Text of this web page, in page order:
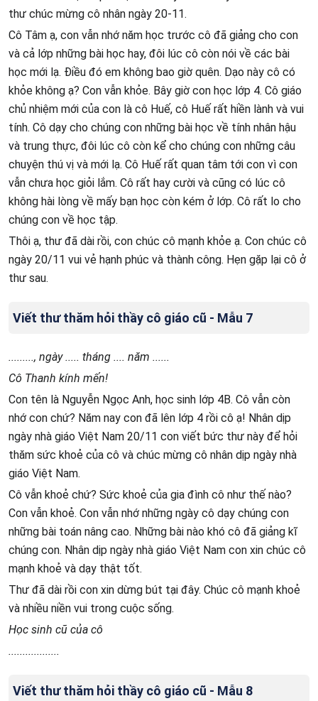
thư chúc mừng cô nhân ngày 20-11.
Cô Tâm ạ, con vẫn nhớ năm học trước cô đã giảng cho con
và cả lớp những bài học hay, đôi lúc cô còn nói về các bài
học mới lạ. Điều đó em không bao giờ quên. Dạo này cô có
khỏe không ạ? Con vẫn khỏe. Bây giờ con học lớp 4. Cô giáo
chủ nhiệm mới của con là cô Huế, cô Huế rất hiền lành và vui
tính. Cô dạy cho chúng con những bài học về tính nhân hậu
và trung thực, đôi lúc cô còn kể cho chúng con những câu
chuyện thú vị và mới lạ. Cô Huế rất quan tâm tới con vì con
vẫn chưa học giỏi lắm. Cô rất hay cười và cũng có lúc cô
không hài lòng về mấy bạn học còn kém ở lớp. Cô rất lo cho
chúng con về học tập.
Thôi ạ, thư đã dài rồi, con chúc cô mạnh khỏe ạ. Con chúc cô
ngày 20/11 vui vẻ hạnh phúc và thành công. Hẹn gặp lại cô ở
thư sau.
Viết thư thăm hỏi thầy cô giáo cũ - Mẫu 7
........., ngày ..... tháng .... năm ......
Cô Thanh kính mến!
Con tên là Nguyễn Ngọc Anh, học sinh lớp 4B. Cô vẫn còn
nhớ con chứ? Năm nay con đã lên lớp 4 rồi cô ạ! Nhân dịp
ngày nhà giáo Việt Nam 20/11 con viết bức thư này để hỏi
thăm sức khoẻ của cô và chúc mừng cô nhân dịp ngày nhà
giáo Việt Nam.
Cô vẫn khoẻ chứ? Sức khoẻ của gia đình cô như thế nào?
Con vẫn khoẻ. Con vẫn nhớ những ngày cô dạy chúng con
những bài toán nâng cao. Những bài nào khó cô đã giảng kĩ
chúng con. Nhân dịp ngày nhà giáo Việt Nam con xin chúc cô
mạnh khoẻ và dạy thật tốt.
Thư đã dài rồi con xin dừng bút tại đây. Chúc cô mạnh khoẻ
và nhiều niền vui trong cuộc sống.
Học sinh cũ của cô
..................
Viết thư thăm hỏi thầy cô giáo cũ - Mẫu 8